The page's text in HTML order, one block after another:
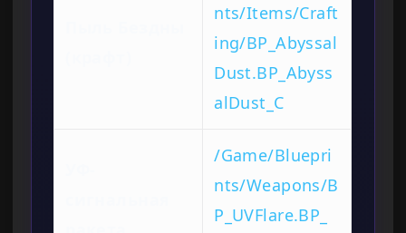
nts/Items/Craft
ing/BP_Abyssal
Dust.BP_Abyss
alDust_C
/Game/Bluepri
nts/Weapons/B
P_UVFlare.BP_